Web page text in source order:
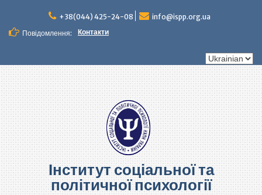
вмісту
+38(044) 425-24-08
info@ispp.org.ua
Повідомлення:
Контакти
Вибрати
Інститут соціальної та
політичної психології